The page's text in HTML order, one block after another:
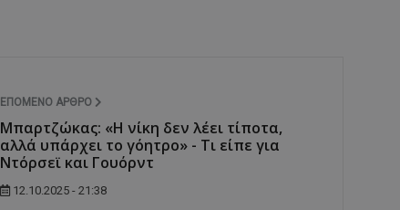
ΕΠΌΜΕΝΟ ΆΡΘΡΟ
Μπαρτζώκας: «Η νίκη δεν λέει τίποτα,
αλλά υπάρχει το γόητρο» - Τι είπε για
Ντόρσεϊ και Γουόρντ
12.10.2025 - 21:38